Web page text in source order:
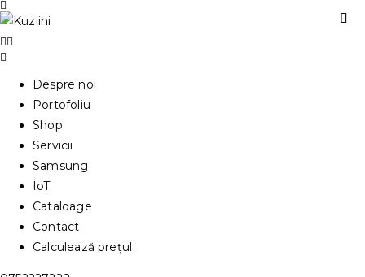
Despre noi
Portofoliu
Shop
Servicii
Samsung
IoT
Cataloage
Contact
Calculează prețul